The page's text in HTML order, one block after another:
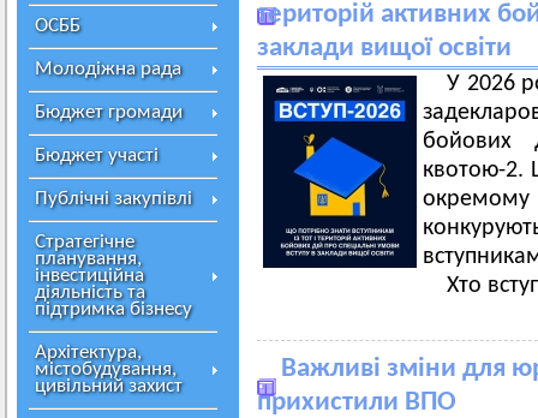
ОСББ
Молодіжна рада
Бюджет громади
Бюджет участі
Публічні закупівлі
Стратегічне
планування,
інвестиційна
діяльність та
підтримка бізнесу
Архітектура,
містобудування,
цивільний захист
територій активних
заклади вищої освіти
У 2026
бойових
квотою-2.
окремому
Хто
Важливі зміни для
прихистили ВПО